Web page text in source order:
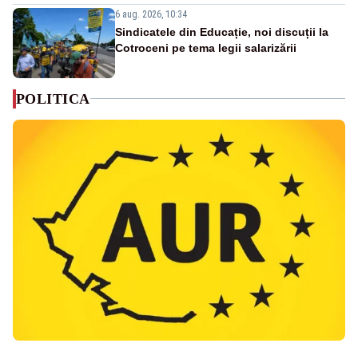
6 aug. 2026, 10:34
Sindicatele din Educație, noi discuții la
Cotroceni pe tema legii salarizării
POLITICA